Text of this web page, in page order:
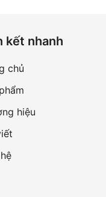
kết nhanh
chủ
hiệu